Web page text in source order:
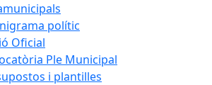
polític
Oficial
Ple Municipal
i plantilles